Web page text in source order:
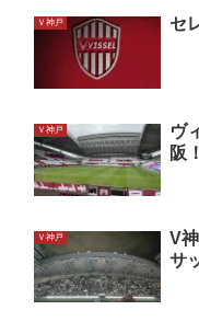
Ｖ神戸 セ
Ｖ神戸
ヴ
阪
Ｖ神戸
V
サ